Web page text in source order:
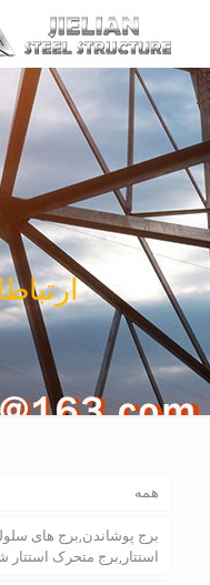
همه
برج پوشاندن,برج های
استتار,برج متحرک استتار